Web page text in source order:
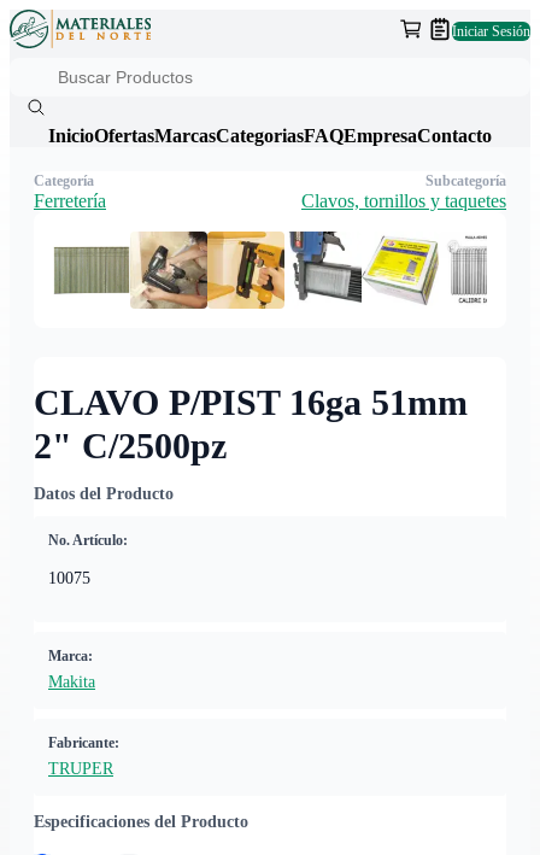
Iniciar Sesión
InicioOfertasMarcasCategoriasFAQEmpresaContacto
CLAVO P/PIST 16ga 51mm
2" C/2500pz
Datos del Producto
No. Artículo:
10075
Marca:
Makita
Fabricante:
TRUPER
Especificaciones del Producto
Categoría
Ferretería
Subcategoría
Clavos, tornillos y taquetes